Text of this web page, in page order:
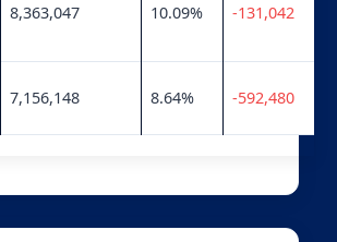
8,363,047 10.09% -131,042
7,156,148 8.64% -592,480